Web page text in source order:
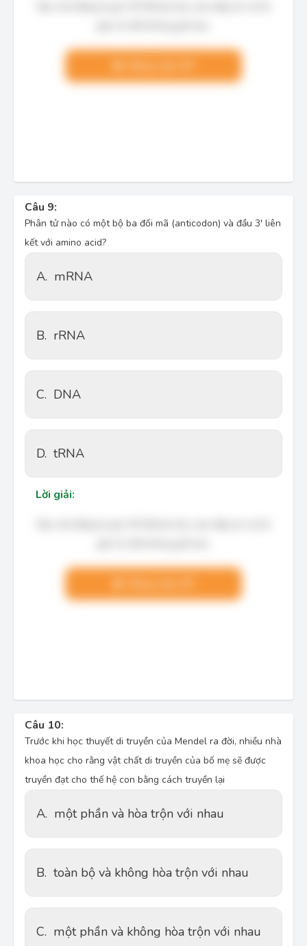
Câu 9:
Phân tử nào có một bộ ba đối mã (anticodon) và đầu 3' liên
kết với amino acid?
A. mRNA
B. rRNA
C. DNA
D. tRNA
Lời giải:
Câu 10:
Trước khi học thuyết di truyền của Mendel ra đời, nhiều nhà
khoa học cho rằng vật chất di truyền của bố mẹ sẽ được
truyền đạt cho thế hệ con bằng cách truyền lại
A. một phần và hòa trộn với nhau
B. toàn bộ và không hòa trộn với nhau
C. một phần và không hòa trộn với nhau